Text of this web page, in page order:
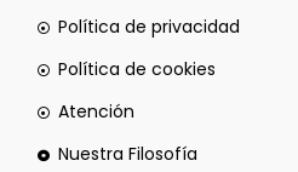
Política de privacidad
Política de cookies
Atención
Nuestra Filosofía